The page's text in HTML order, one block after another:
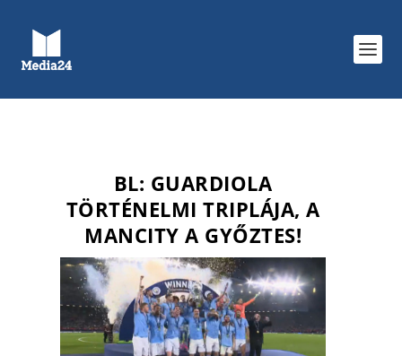
BL: GUARDIOLA
TÖRTÉNELMI TRIPLÁJA, A
MANCITY A GYŐZTES!